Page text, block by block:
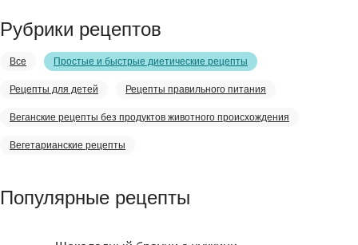
Рубрики рецептов
Все Простые и быстрые диетические рецепты
Рецепты для детей Рецепты правильного питания
Веганские рецепты без продуктов животного происхождения
Вегетарианские рецепты
Популярные рецепты